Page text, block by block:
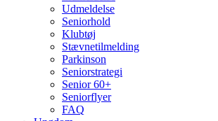
Udmeldelse
Seniorhold
Klubtøj
Stævnetilmelding
Parkinson
Seniorstrategi
Senior 60+
Seniorflyer
FAQ